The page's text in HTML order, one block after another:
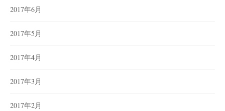
2017年6月
2017年5月
2017年4月
2017年3月
2017年2月